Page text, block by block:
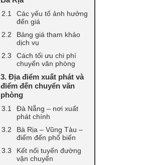
Các yếu tố ảnh hưởng
đến giá
Bảng giá tham khảo
dịch vụ
Cách tối ưu chi phí
chuyển văn phòng
3. Địa điểm xuất phát và
điểm đến chuyển văn
phòng
Đà Nẵng – nơi xuất
phát chính
Bà Rịa – Vũng Tàu –
điểm đến phổ biến
Kết nối tuyến đường
vận chuyển